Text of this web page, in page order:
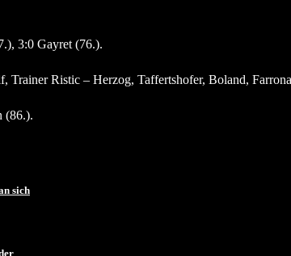
3:0 Gayret (76.).
Trainer Ristic – Herzog, Taffertshofer, Boland,
(86.).
sich